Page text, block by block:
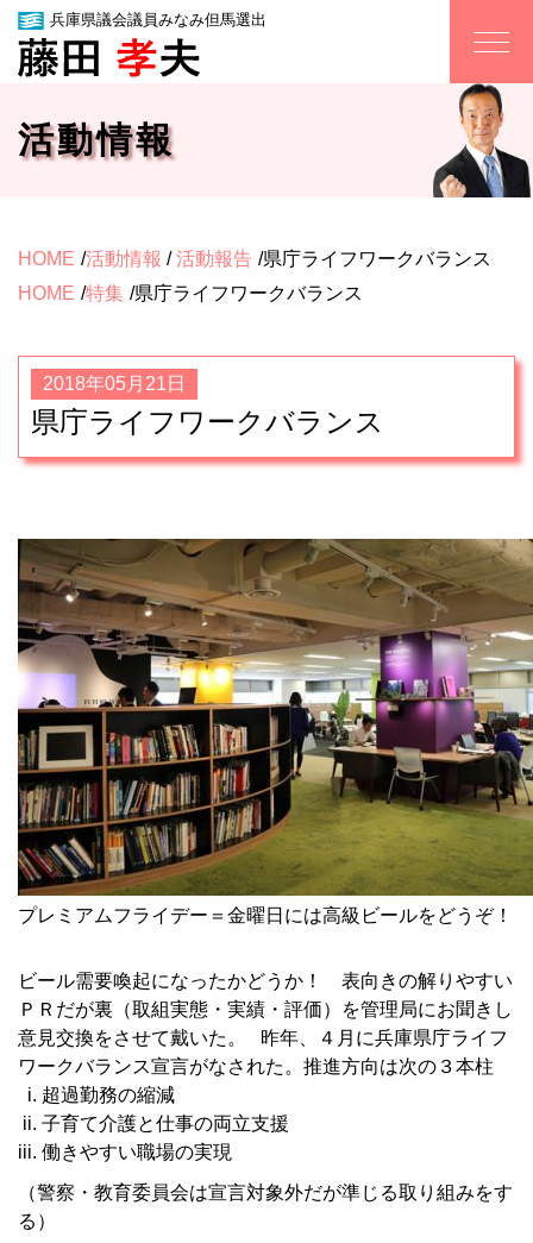
兵庫県議会議員みなみ但馬選出
活動情報
HOME 活動情報 /活動報告 県庁ライフワークバランス
HOME 特集 県庁ライフワークバランス
2018年05月21日
県庁ライフワークバランス
プレミアムフライデー＝金曜日には高級ビールをどうぞ！
ビール需要喚起になったかどうか！ 表向きの解りやすい
ＰＲだが裏（取組実態・実績・評価）を管理局にお聞きし
意見交換をさせて戴いた。 昨年、４月に兵庫県庁ライフ
ワークバランス宣言がなされた。推進方向は次の３本柱
超過勤務の縮減
子育て介護と仕事の両立支援
働きやすい職場の実現
（警察・教育委員会は宣言対象外だが準じる取り組みをす
る）